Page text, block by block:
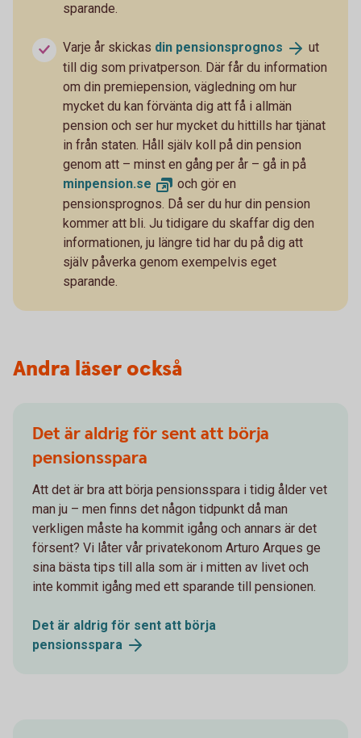
sparande.
Varje år skickas din pensionsprognos
ut
till dig som privatperson. Där får du information
om din premiepension, vägledning om hur
mycket du kan förvänta dig att få i allmän
pension och ser hur mycket du hittills har tjänat
in från staten. Håll själv koll på din pension
genom att – minst en gång per år – gå in på
minpension.se
och gör en
pensionsprognos. Då ser du hur din pension
kommer att bli. Ju tidigare du skaffar dig den
informationen, ju längre tid har du på dig att
själv påverka genom exempelvis eget
sparande.
Andra läser också
Det är aldrig för sent att börja
pensionsspara
Att det är bra att börja pensionsspara i tidig ålder vet
man ju – men finns det någon tidpunkt då man
verkligen måste ha kommit igång och annars är det
försent? Vi låter vår privatekonom Arturo Arques ge
sina bästa tips till alla som är i mitten av livet och
inte kommit igång med ett sparande till pensionen.
Det är aldrig för sent att börja
pensionsspara